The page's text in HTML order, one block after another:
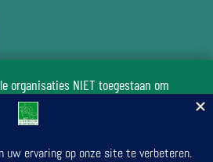
organisaties NIET toegestaan om
van het bestuur van de stichting Het
activiteiten in het buurtbos te